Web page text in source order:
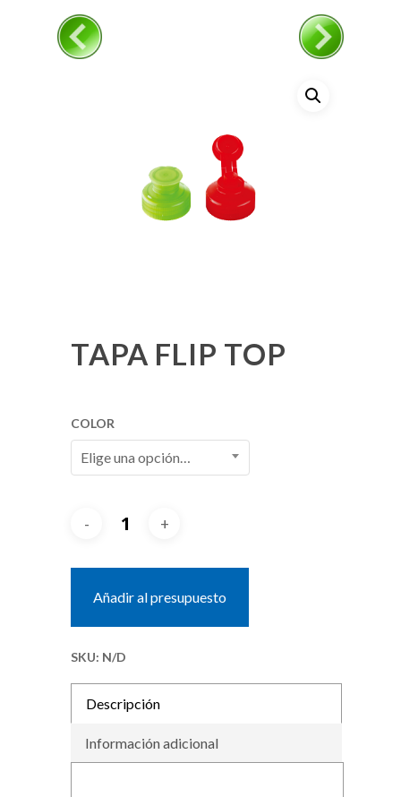
TAPA FLIP TOP
COLOR
Elige una opción…
Añadir al presupuesto
SKU: N/D
Descripción
Información adicional